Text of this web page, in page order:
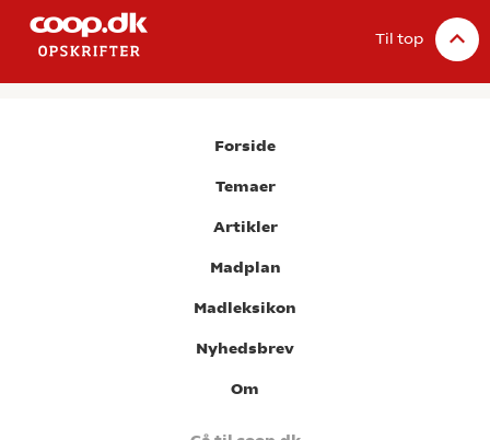
Til top
Forside
Temaer
Artikler
Madplan
Madleksikon
Nyhedsbrev
Om